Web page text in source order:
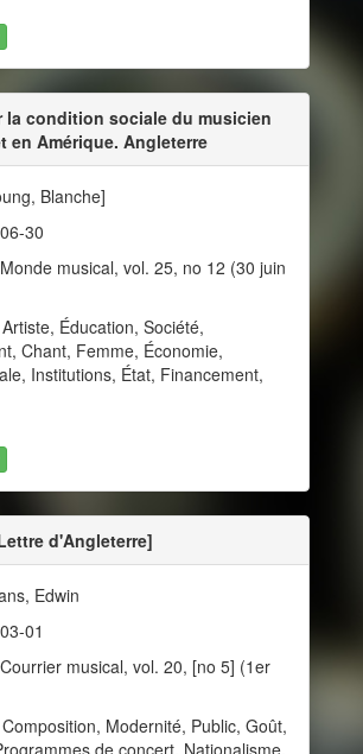
la condition sociale du musicien
en Amérique. Angleterre
Blanche]
30
musical, vol. 25, no 12 (30 juin
Artiste, Éducation, Société,
Chant, Femme, Économie,
Institutions, État, Financement,
d'Angleterre]
Edwin
01
musical, vol. 20, [no 5] (1er
Composition, Modernité, Public, Goût,
de concert, Nationalisme,